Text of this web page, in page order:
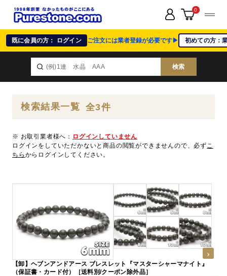
既に会員の方： ログイン ご注文には業者登録が必要です▶ 初めての方：
検索
0
検索結果一覧 全3件
※ お取引業者様へ： ログインしていません
ログインをしていただかないと商品の閲覧ができませんので、必ずこ
ちら からログインしてください。
【卸】ヘブンアンドアース ブレスレット『マスターシャーマナイト』
（保証書・カード付）［送料別/クーポン除外品］